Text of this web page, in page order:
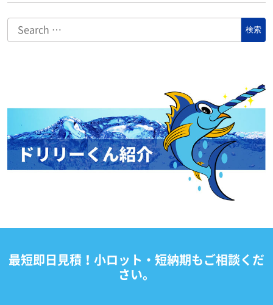
最短即日見積！小ロット・短納期もご相談くだ
さい。